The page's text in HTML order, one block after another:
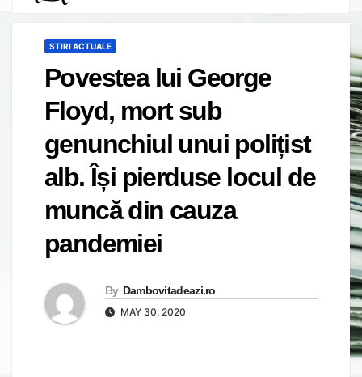
STIRI ACTUALE
Povestea lui George
Floyd, mort sub
genunchiul unui polițist
alb. Își pierduse locul de
muncă din cauza
pandemiei
By Dambovitadeazi.ro
MAY 30, 2020